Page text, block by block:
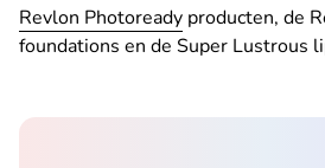
Revlon Photoready producten, de
foundations en de Super Lustrous